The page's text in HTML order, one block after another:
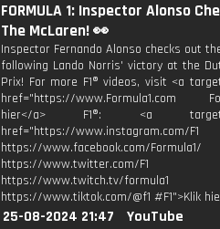
FORMULA 1: Inspector Alonso
The McLaren! 👀
Inspector Fernando Alonso checks out
following Lando Norris' victory at the
Prix! For more F1® videos, visit <a
href="https://www.Formula1.com
hier</a> F1®: <a
href="https://www.instagram.com/F1
https://www.facebook.com/Formula1/
https://www.twitter.com/F1
https://www.twitch.tv/formula1
https://www.tiktok.com/@f1 #F1">Klik
25-08-2024 21:47
YouTube